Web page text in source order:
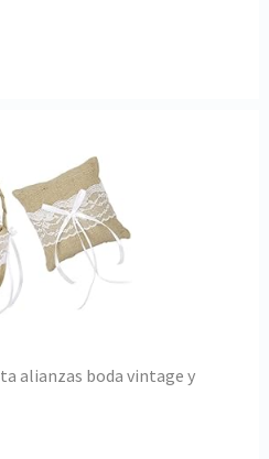
alianzas boda vintage y